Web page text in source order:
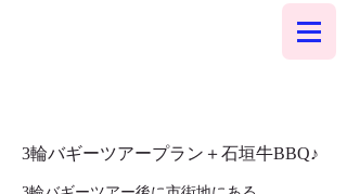
3輪バギーツアープラン＋石垣牛BBQ♪